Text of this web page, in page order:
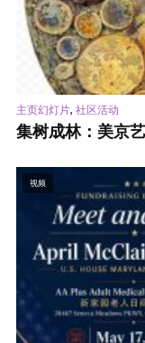
主页幻灯片, 社区活动
集树成林：美京
视频